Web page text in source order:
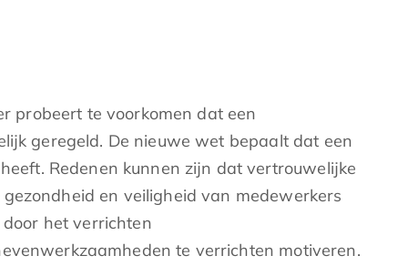
probeert te voorkomen dat een
geregeld. De nieuwe wet bepaalt dat een
Redenen kunnen zijn dat vertrouwelijke
en veiligheid van medewerkers
het verrichten
te verrichten motiveren.